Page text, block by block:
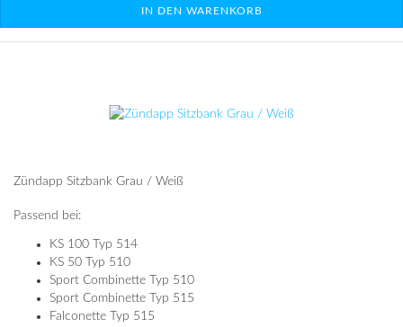
IN DEN WARENKORB
Zündapp Sitzbank Grau / Weiß
Passend bei:
KS 100 Typ 514
KS 50 Typ 510
Sport Combinette Typ 510
Sport Combinette Typ 515
Falconette Typ 515